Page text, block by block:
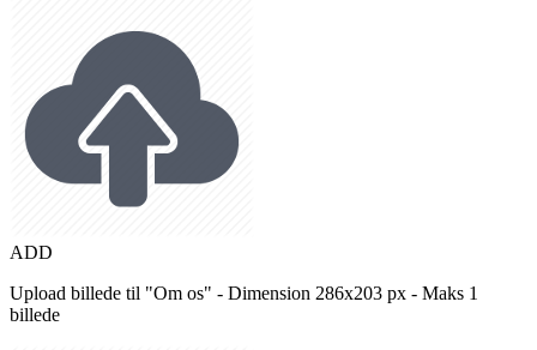
ADD
Upload billede til "Om os" - Dimension 286x203 px - Maks 1
billede